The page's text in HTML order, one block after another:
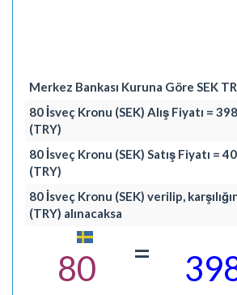
Merkez Bankası Kuruna Göre SEK
80 İsveç Kronu (SEK) Alış Fiyatı =
(TRY)
80 İsveç Kronu (SEK) Satış Fiyatı =
(TRY)
80 İsveç Kronu (SEK) verilip,
(TRY) alınacaksa
80
=